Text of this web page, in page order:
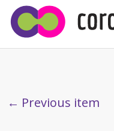
Previous item